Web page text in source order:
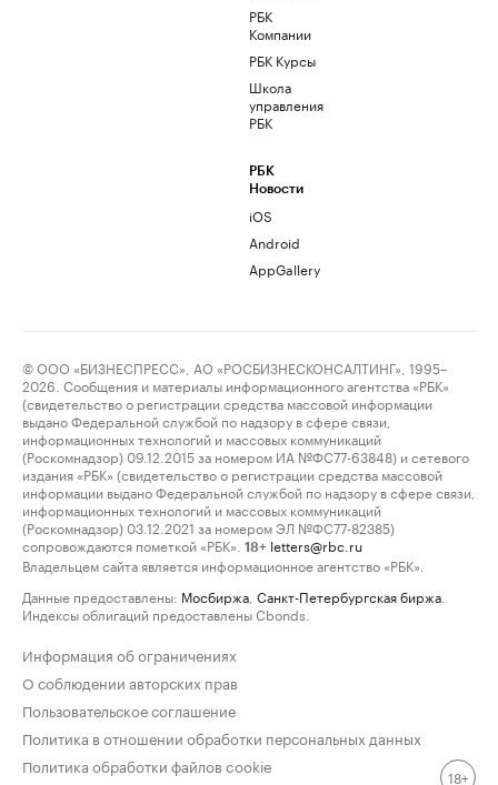
РБК
Компании
РБК Курсы
Школа
управления
РБК
РБК
Новости
iOS
Android
AppGallery
© ООО «БИЗНЕСПРЕСС», АО «РОСБИЗНЕСКОНСАЛТИНГ», 1995–
2026. Сообщения и материалы информационного агентства «РБК»
(свидетельство о регистрации средства массовой информации
выдано Федеральной службой по надзору в сфере связи,
информационных технологий и массовых коммуникаций
(Роскомнадзор) 09.12.2015 за номером ИА №ФС77-63848) и сетевого
издания «РБК» (свидетельство о регистрации средства массовой
информации выдано Федеральной службой по надзору в сфере связи,
информационных технологий и массовых коммуникаций
(Роскомнадзор) 03.12.2021 за номером ЭЛ №ФС77-82385)
сопровождаются пометкой «РБК».
18+ letters@rbc.ru
Владельцем сайта является информационное агентство «РБК».
Данные предоставлены: Мосбиржа Санкт-Петербургская биржа
Индексы облигаций предоставлены Cbonds.
Информация об ограничениях
О соблюдении авторских прав
Пользовательское соглашение
Политика в отношении обработки персональных данных
Политика обработки файлов cookie
18+